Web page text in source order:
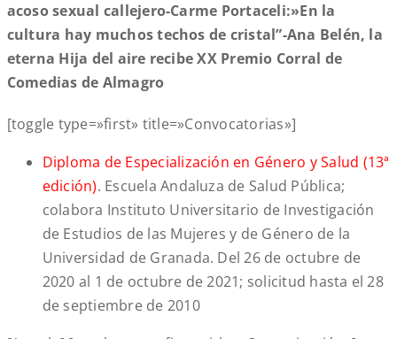
acoso sexual callejero-Carme Portaceli:»En la
cultura hay muchos techos de cristal”-Ana Belén, la
eterna Hija del aire recibe XX Premio Corral de
Comedias de Almagro
[toggle type=»first» title=»Convocatorias»]
Diploma de Especialización en Género y Salud (13ª
edición). Escuela Andaluza de Salud Pública;
colabora Instituto Universitario de Investigación
de Estudios de las Mujeres y de Género de la
Universidad de Granada. Del 26 de octubre de
2020 al 1 de octubre de 2021; solicitud hasta el 28
de septiembre de 2010